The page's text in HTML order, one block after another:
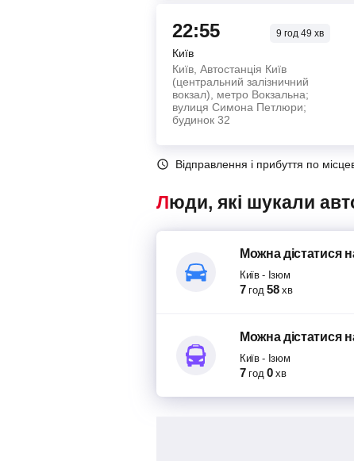
22:55 9 год49 хв
Київ
Київ, Автостанція Київ
(центральний залізничний
вокзал), метро Вокзальна;
вулиця Симона Петлюри;
будинок 32
Відправлення і прибуття по
Люди, які шукали
Можна дістатися
Київ- Ізюм
7 год 58 хв
Можна дістатися
Київ- Ізюм
7 год 0 хв